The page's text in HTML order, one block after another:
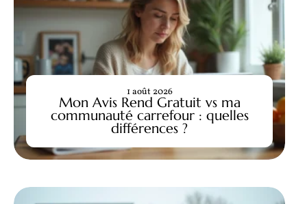
Mon Avis Rend Gratuit vs ma
communauté carrefour : quelles
différences ?
1 août 2026